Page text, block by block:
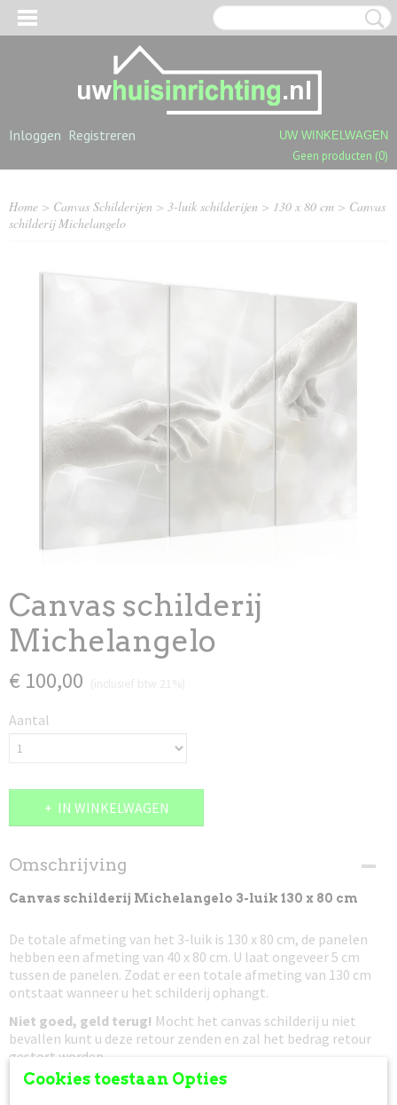
Inloggen Registreren UW WINKELWAGEN
Geen producten (0)
Home > Canvas Schilderijen > 3-luik schilderijen > 130 x 80 cm > Canvas
schilderij Michelangelo
Canvas schilderij
Michelangelo
€ 100,00
Aantal
IN WINKELWAGEN
Omschrijving
Canvas schilderij Michelangelo 3-luik 130 x 80 cm
De totale afmeting van het 3-luik is 130 x 80 cm, de panelen
hebben een afmeting van 40 x 80 cm. U laat ongeveer 5 cm
tussen de panelen. Zodat er een totale afmeting van 130 cm
ontstaat wanneer u het schilderij ophangt.
Niet goed, geld terug! Mocht het canvas schilderij u niet
bevallen kunt u deze retour zenden en zal het bedrag retour
gestort worden.
Prijs is incl. verzendkosten, het pakket is verzekerd tegen
SHAGGY TAPIJTEN
Cookies toestaan Opties